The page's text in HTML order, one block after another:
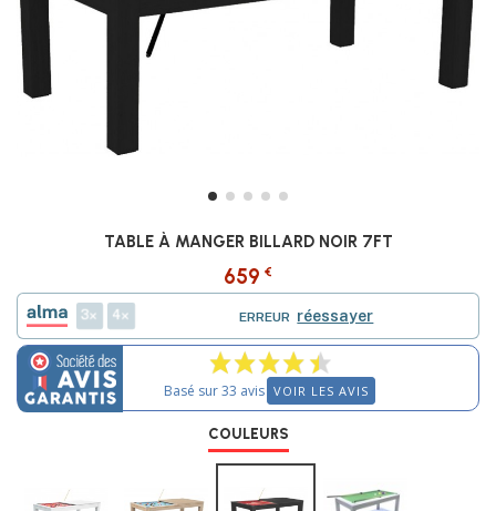
TABLE À MANGER BILLARD NOIR 7FT
659 €
3 4 ERREUR réessayer
Basé sur 33 avis VOIR LES AVIS
COULEURS